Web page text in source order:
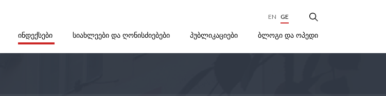
EN GE
ᲘᲜᲓᲔᲥᲡᲔᲑᲘ ᲡᲘᲐᲮᲚᲔᲔᲑᲘ ᲓᲐ ᲦᲝᲜᲘᲡᲫᲘᲔᲑᲔᲑᲘ ᲞᲣᲑᲚᲘᲙᲐᲪᲘᲔᲑᲘ ᲑᲚᲝᲒᲘ ᲓᲐ ᲝᲞᲔᲓᲘ